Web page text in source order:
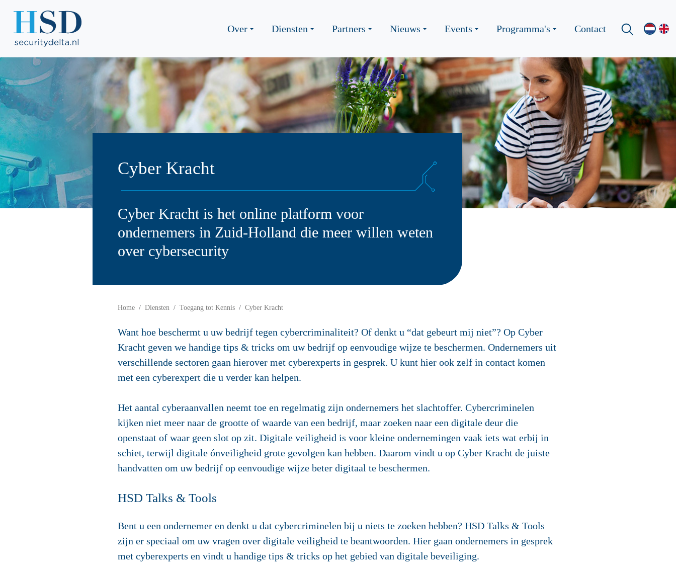
Over Diensten Partners Nieuws Events Programma's Contact
Cyber Kracht
Cyber Kracht is het online platform voor
ondernemers in Zuid-Holland die meer willen weten
over cybersecurity
Home Diensten Toegang tot Kennis Cyber Kracht
Want hoe beschermt u uw bedrijf tegen cybercriminaliteit? Of denkt u “dat gebeurt mij niet”? Op Cyber
Kracht geven we handige tips & tricks om uw bedrijf op eenvoudige wijze te beschermen. Ondernemers uit
verschillende sectoren gaan hierover met cyberexperts in gesprek. U kunt hier ook zelf in contact komen
met een cyberexpert die u verder kan helpen.
Het aantal cyberaanvallen neemt toe en regelmatig zijn ondernemers het slachtoffer. Cybercriminelen
kijken niet meer naar de grootte of waarde van een bedrijf, maar zoeken naar een digitale deur die
openstaat of waar geen slot op zit. Digitale veiligheid is voor kleine ondernemingen vaak iets wat erbij in
schiet, terwijl digitale ónveiligheid grote gevolgen kan hebben. Daarom vindt u op Cyber Kracht de juiste
handvatten om uw bedrijf op eenvoudige wijze beter digitaal te beschermen.
HSD Talks & Tools
Bent u een ondernemer en denkt u dat cybercriminelen bij u niets te zoeken hebben? HSD Talks & Tools
zijn er speciaal om uw vragen over digitale veiligheid te beantwoorden. Hier gaan ondernemers in gesprek
met cyberexperts en vindt u handige tips & tricks op het gebied van digitale beveiliging.